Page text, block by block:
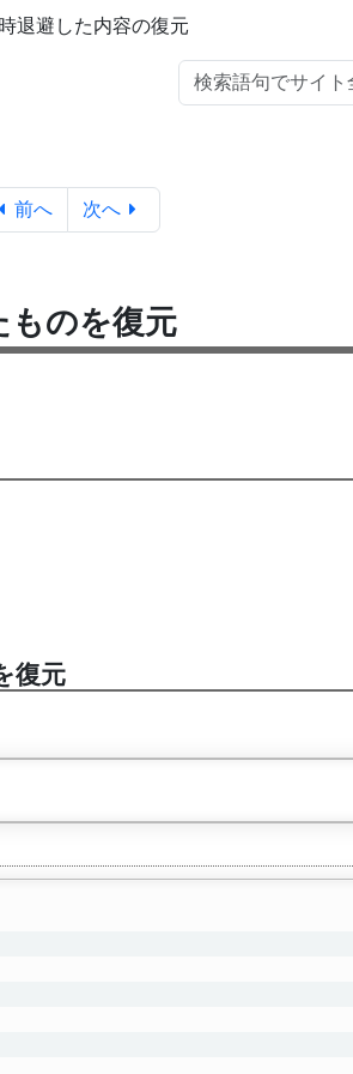
退避した内容の復元
前へ 次へ
ものを復元
復元